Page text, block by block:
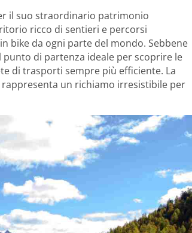
il suo straordinario patrimonio
ricco di sentieri e percorsi
bike da ogni parte del mondo. Sebbene
di partenza ideale per scoprire le
di trasporti sempre più efficiente. La
un richiamo irresistibile per